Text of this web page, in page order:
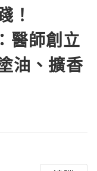
！
醫師創立
油、擴香